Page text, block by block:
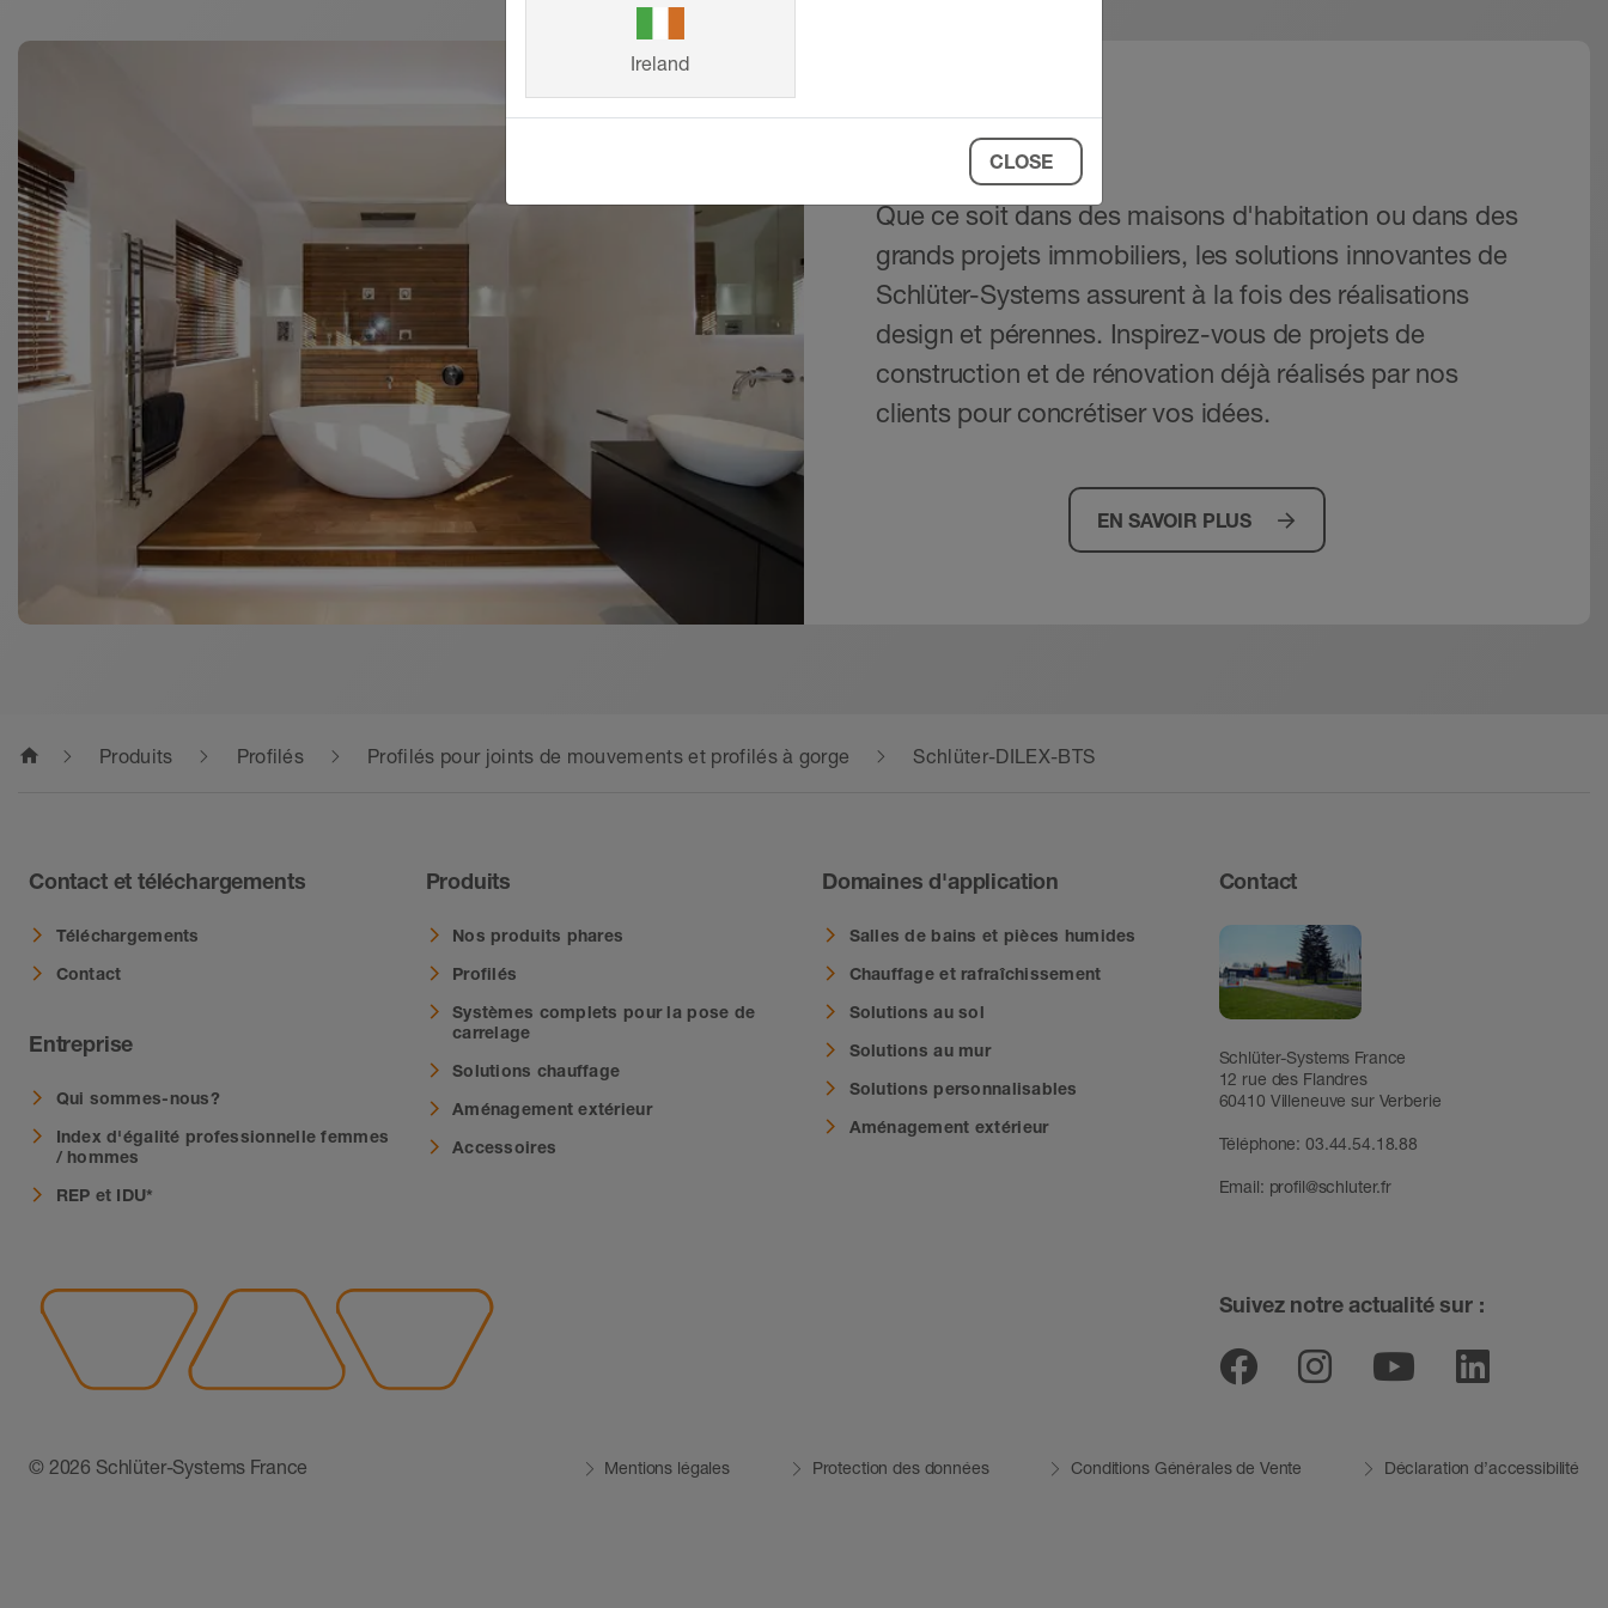
Références
Que ce soit dans des maisons d'habitation ou dans des
grands projets immobiliers, les solutions innovantes de
Schlüter-Systems assurent à la fois des réalisations
design et pérennes. Inspirez-vous de projets de
construction et de rénovation déjà réalisés par nos
clients pour concrétiser vos idées.
EN SAVOIR PLUS
home Produits Profilés Profilés pour joints de mouvements et profilés à gorge Schlüter-DILEX-BTS
Contact et téléchargements
Téléchargements
Contact
Entreprise
Qui sommes-nous?
Index d'égalité professionnelle femmes
/ hommes
REP et IDU*
Produits
Nos produits phares
Profilés
Systèmes complets pour la pose de
carrelage
Solutions chauffage
Aménagement extérieur
Accessoires
Domaines d'application
Salles de bains et pièces humides
Chauffage et rafraîchissement
Solutions au sol
Solutions au mur
Solutions personnalisables
Aménagement extérieur
Contact
Schlüter-Systems France
12 rue des Flandres
60410 Villeneuve sur Verberie
Téléphone: 03.44.54.18.88
Email: profil@schluter.fr
Suivez notre actualité sur :
Facebook
Instagram
Youtube
© 2026 Schlüter-Systems France Mentions légales Protection des données Conditions Générales de Vente Déclaration d’accessibilité
Ireland
CLOSE